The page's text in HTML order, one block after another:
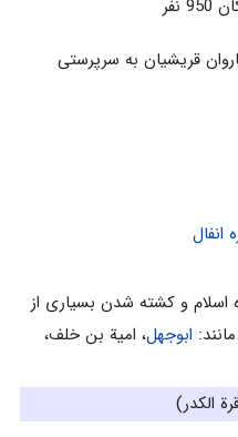
قریشیان به سرپرستی
انفال
اسلام و کشته شدن بسیاری از
ابوجهل، امیة بن خلف،
الکدر)